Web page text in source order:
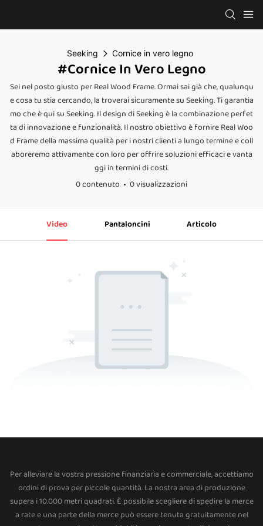
Seeking Cornice in vero legno
#Cornice In Vero Legno
Sei nel posto giusto per Real Wood Frame. Ormai sai già che, qualunqu
e cosa tu stia cercando, la troverai sicuramente su Seeking. Ti garantia
mo che è qui su Seeking. Il design di Seeking è la combinazione perfet
ta di innovazione e funzionalità. Il nostro obiettivo è fornire Real Woo
d Frame della massima qualità per i nostri clienti a lungo termine e coll
aboreremo attivamente con loro per offrire soluzioni efficaci e vanta
ggi in termini di costi.
0 contenuto
0 visualizzazioni
Video Pantaloncini Articolo
Per alleviare la vostra pressione finanziaria e commerciale, accettiamo
ordini di prova per piccole quantità. La nostra area di produzione
supera i 10.000 metri quadrati. È possibile scegliere di spedire la merce
a rate e una parte della merce può essere tenuta gratuitamente nel